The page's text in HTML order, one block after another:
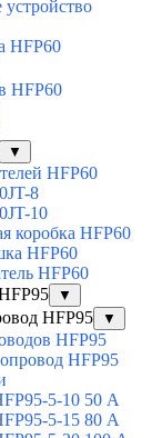
HFP60
HFP60
▼
HFP60
8
10
коробка HFP60
HFP60
HFP60
▼
HFP95 ▼
HFP95
HFP95
5-10 50 А
5-15 80 А